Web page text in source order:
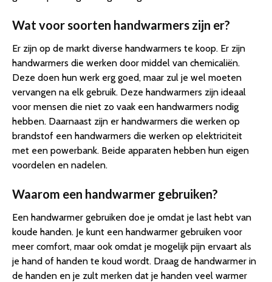
Wat voor soorten handwarmers zijn er?
Er zijn op de markt diverse handwarmers te koop. Er zijn
handwarmers die werken door middel van chemicaliën.
Deze doen hun werk erg goed, maar zul je wel moeten
vervangen na elk gebruik. Deze handwarmers zijn ideaal
voor mensen die niet zo vaak een handwarmers nodig
hebben. Daarnaast zijn er handwarmers die werken op
brandstof een handwarmers die werken op elektriciteit
met een powerbank. Beide apparaten hebben hun eigen
voordelen en nadelen.
Waarom een handwarmer gebruiken?
Een handwarmer gebruiken doe je omdat je last hebt van
koude handen. Je kunt een handwarmer gebruiken voor
meer comfort, maar ook omdat je mogelijk pijn ervaart als
je hand of handen te koud wordt. Draag de handwarmer in
de handen en je zult merken dat je handen veel warmer